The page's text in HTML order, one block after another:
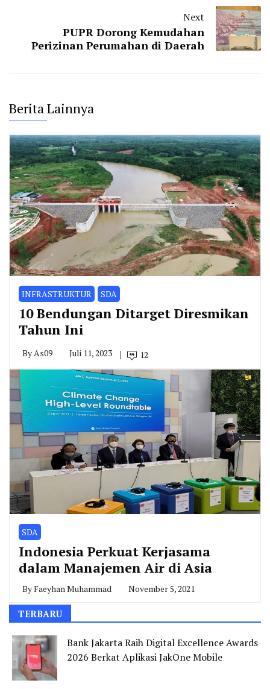
Next
PUPR Dorong Kemudahan
Perizinan Perumahan di Daerah
Berita Lainnya
INFRASTRUKTUR SDA
10 Bendungan Ditarget Diresmikan
Tahun Ini
By As09 Juli 11, 2023 12
SDA
Indonesia Perkuat Kerjasama
dalam Manajemen Air di Asia
ByFaeyhan Muhammad November 5, 2021
TERBARU
Bank Jakarta Raih Digital Excellence Awards
2026 Berkat Aplikasi JakOne Mobile